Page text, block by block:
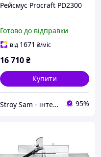
Рейсмус Procraft PD2300
Готово до відправки
від 1671 ₴/міс
16 710₴
Купити
Stroy Sam - інтернет магазин інструментів 95%